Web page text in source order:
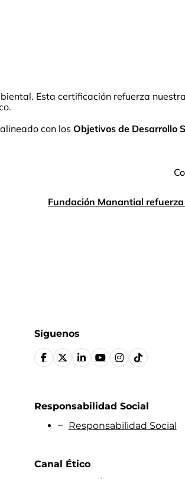
Esta certificación refuerza
con los Objetivos de Desarrollo
Síguenos
Responsabilidad Social
Responsabilidad Social
Canal Ético